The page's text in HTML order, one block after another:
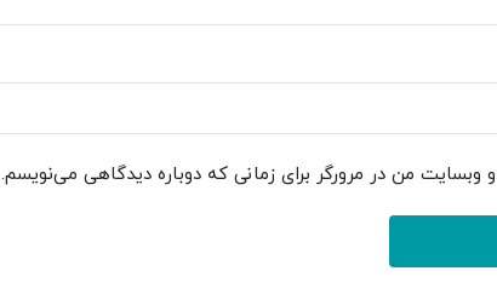
و وبسایت من در مرورگر برای زمانی که دوباره دیدگاهی می‌نویسم.